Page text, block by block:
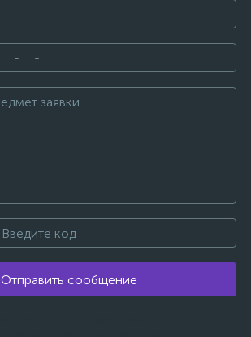
Отправить сообщение